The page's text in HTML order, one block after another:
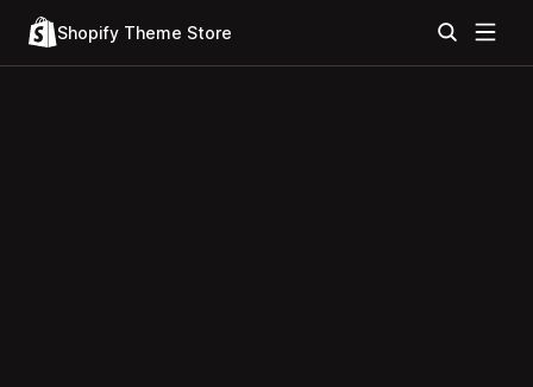
Shopify Theme Store